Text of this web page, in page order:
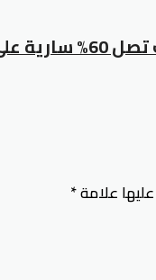
علامة*